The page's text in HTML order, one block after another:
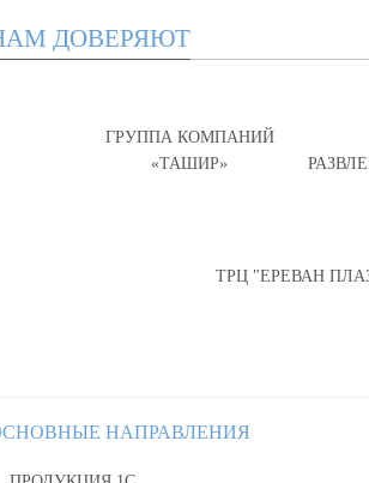
ДОВЕРЯЮТ
ГРУППА КОМПАНИЙ
«ТАШИР»
ТРЦ "ЕРЕВАН
НАПРАВЛЕНИЯ